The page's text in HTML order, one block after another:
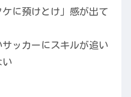
に預けとけ」感が出て
ッカーにスキルが追い
い